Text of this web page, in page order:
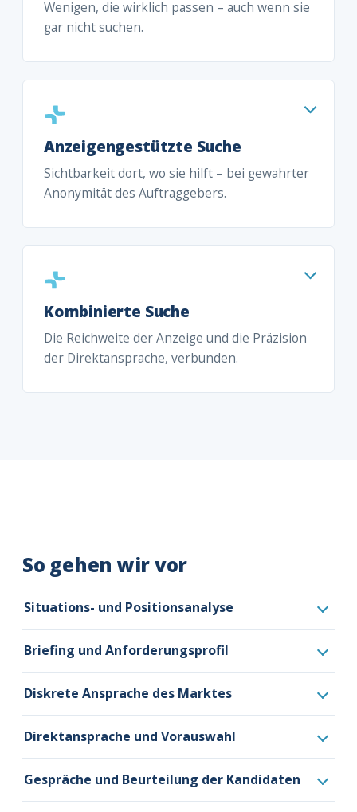
Wenigen, die wirklich passen – auch wenn sie
gar nicht suchen.
Anzeigengestützte Suche
Sichtbarkeit dort, wo sie hilft – bei gewahrter
Anonymität des Auftraggebers.
Kombinierte Suche
Die Reichweite der Anzeige und die Präzision
der Direktansprache, verbunden.
So gehen wir vor
Situations- und Positionsanalyse
Briefing und Anforderungsprofil
Diskrete Ansprache des Marktes
Direktansprache und Vorauswahl
Gespräche und Beurteilung der Kandidaten